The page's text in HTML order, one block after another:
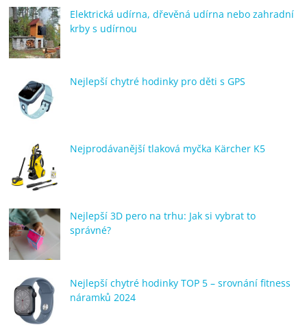
Elektrická udírna, dřevěná udírna nebo zahradní
krby s udírnou
Nejlepší chytré hodinky pro děti s GPS
Nejprodávanější tlaková myčka Kärcher K5
Nejlepší 3D pero na trhu: Jak si vybrat to
správné?
Nejlepší chytré hodinky TOP 5 – srovnání fitness
náramků 2024